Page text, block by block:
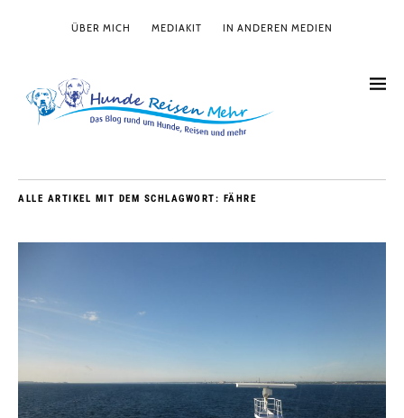
ÜBER MICH MEDIAKIT IN ANDEREN MEDIEN
ALLE ARTIKEL MIT DEM SCHLAGWORT: FÄHRE